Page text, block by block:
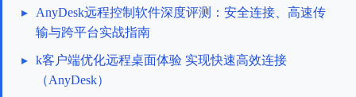
▸
AnyDesk远程控制软件深度评测：安全连接、高速传
输与跨平台实战指南
▸ k客户端优化远程桌面体验 实现快速高效连接
（AnyDesk）